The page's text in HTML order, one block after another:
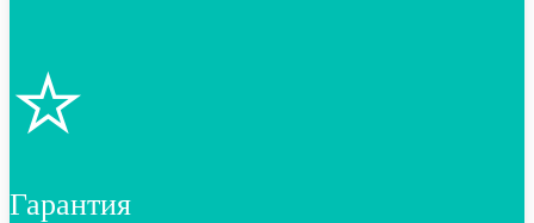
⭐️
Гарантия